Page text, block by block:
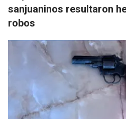
sanjuaninos resultaron
robos